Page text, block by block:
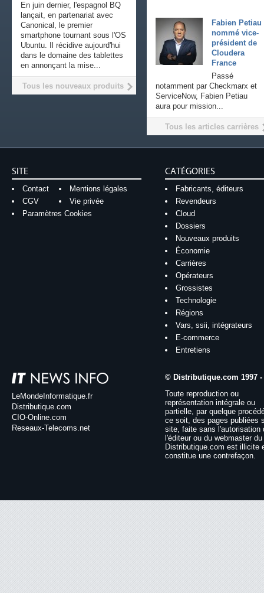
Fabien Petiau
nommé vice-
président de
Cloudera
France
Passé
notamment par Checkmarx et
ServiceNow, Fabien Petiau
aura pour mission...
Tous les articles carrières
En juin dernier, l'espagnol BQ
lançait, en partenariat avec
Canonical, le premier
smartphone tournant sous l'OS
Ubuntu. Il récidive aujourd'hui
dans le domaine des tablettes
en annonçant la mise...
Tous les nouveaux produits
SITE
Contact
Mentions légales
CGV
Vie privée
Paramètres Cookies
CATÉGORIES
Fabricants, éditeurs
Revendeurs
Cloud
Dossiers
Nouveaux produits
Économie
Carrières
Opérateurs
Grossistes
Technologie
Régions
Vars, ssii, intégrateurs
E-commerce
Entretiens
LeMondeInformatique.fr
Distributique.com
CIO-Online.com
Reseaux-Telecoms.net
© Distributique.com 1997 -
Toute reproduction ou
représentation intégrale ou
partielle, par quelque
ce soit, des pages publiées
site, faite sans l'autorisation
l'éditeur ou du webmaster
Distributique.com est illicite
constitue une contrefaçon.